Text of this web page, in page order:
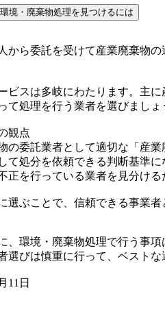
境・廃棄物処理を見つけるには
から委託を受けて産業廃棄物
ビスは多岐にわたります。主
て処理を行う業者を選びましょ
観点
の委託業者として適切な「産
て処分を依頼できる判断基準
正を行っている業者を見分け
選ぶことで、信頼できる事業者
、環境・廃棄物処理で行う事
選びは慎重に行って、ベストな
11日